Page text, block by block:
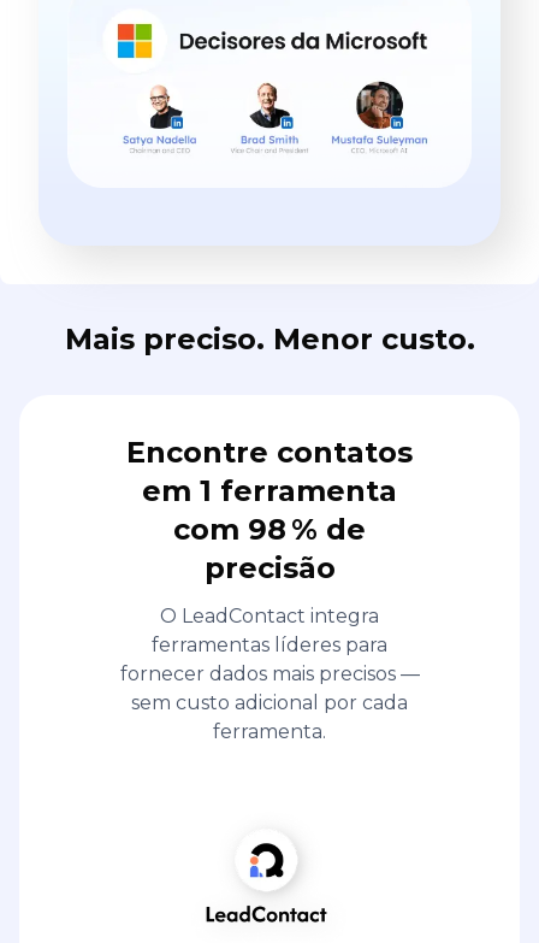
Mais preciso. Menor custo.
Encontre contatos
em 1 ferramenta
com 98 % de
precisão
O LeadContact integra
ferramentas líderes para
fornecer dados mais precisos —
sem custo adicional por cada
ferramenta.